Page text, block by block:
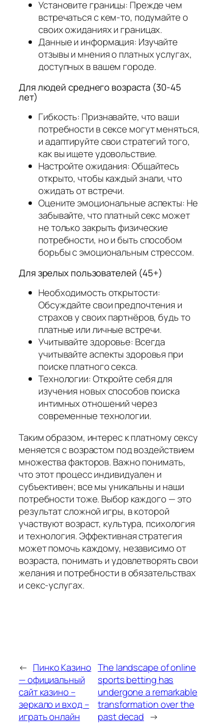
Установите границы: Прежде чем
встречаться с кем-то, подумайте о
своих ожиданиях и границах.
Данные и информация: Изучайте
отзывы и мнения о платных услугах,
доступных в вашем городе.
Для людей среднего возраста (30-45
лет)
Гибкость: Признавайте, что ваши
потребности в сексе могут меняться,
и адаптируйте свои стратегий того,
как вы ищете удовольствие.
Настройте ожидания: Общайтесь
открыто, чтобы каждый знали, что
ожидать от встречи.
Оцените эмоциональные аспекты: Не
забывайте, что платный секс может
не только закрыть физические
потребности, но и быть способом
борьбы с эмоциональным стрессом.
Для зрелых пользователей (45+)
Необходимость открытости:
Обсуждайте свои предпочтения и
страхов у своих партнёров, будь то
платные или личные встречи.
Учитывайте здоровье: Всегда
учитывайте аспекты здоровья при
поиске платного секса.
Технологии: Откройте себя для
изучения новых способов поиска
интимных отношений через
современные технологии.
Таким образом, интерес к платному сексу
меняется с возрастом под воздействием
множества факторов. Важно понимать,
что этот процесс индивидуален и
субъективен; все мы уникальны и наши
потребности тоже. Выбор каждого — это
результат сложной игры, в которой
участвуют возраст, культура, психология
и технология. Эффективная стратегия
может помочь каждому, независимо от
возраста, понимать и удовлетворять свои
желания и потребности в обязательствах
и секс-услугах.
← Пинко Казино
— официальный
сайт казино –
зеркало и вход –
играть онлайн
The landscape of online
sports betting has
undergone a remarkable
transformation over the
past decad →